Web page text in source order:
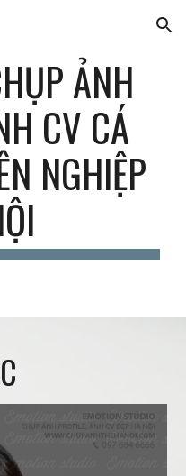
Skip to navigation
ẢNH
CV CÁ
NGHIỆP